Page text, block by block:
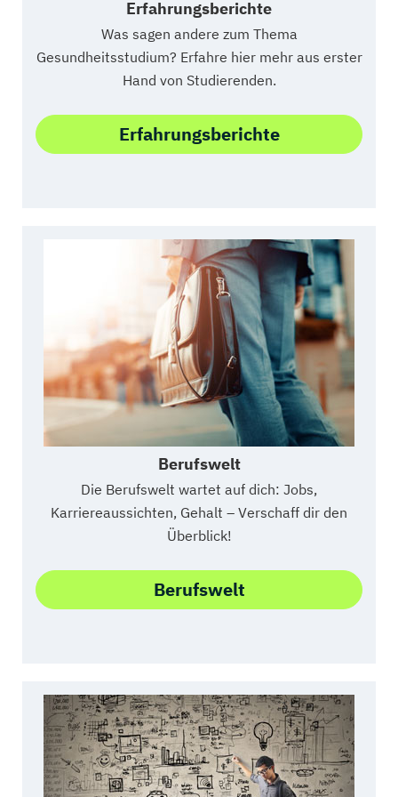
Erfahrungsberichte
Was sagen andere zum Thema
Gesundheitsstudium? Erfahre hier mehr aus erster
Hand von Studierenden.
Erfahrungsberichte
Berufswelt
Die Berufswelt wartet auf dich: Jobs,
Karriereaussichten, Gehalt – Verschaff dir den
Überblick!
Berufswelt